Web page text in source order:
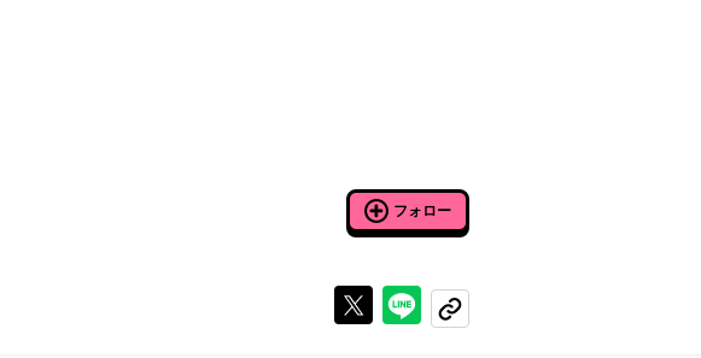
フォロー
Xで投稿するラインでシェアする
コピーする